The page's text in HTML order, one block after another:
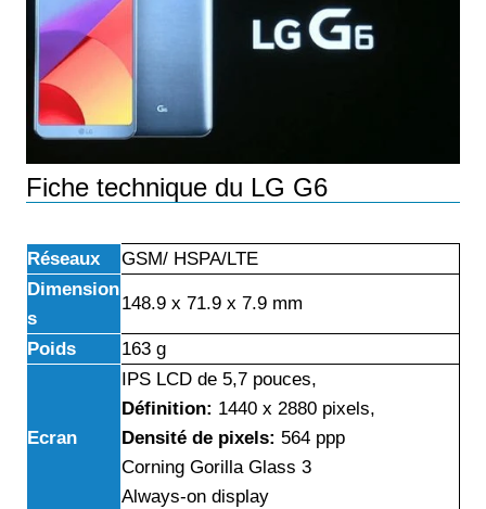
Fiche technique du LG G6
Réseaux
GSM/ HSPA/LTE
Dimension
s
148.9 x 71.9 x 7.9 mm
Poids 163 g
Ecran
IPS LCD de 5,7 pouces,
Définition: 1440 x 2880 pixels,
Densité de pixels: 564 ppp
Corning Gorilla Glass 3
Always-on display